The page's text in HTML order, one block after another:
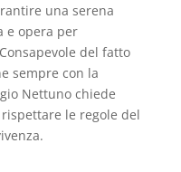
una serena
e opera per
del fatto
sempre con la
Nettuno chiede
le regole del